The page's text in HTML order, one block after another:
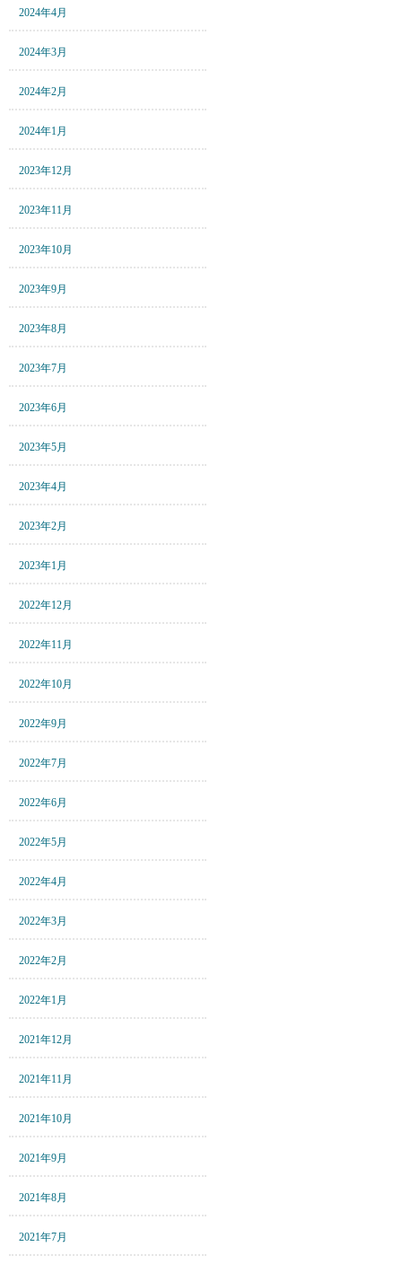
2024年4月
2024年3月
2024年2月
2024年1月
2023年12月
2023年11月
2023年10月
2023年9月
2023年8月
2023年7月
2023年6月
2023年5月
2023年4月
2023年2月
2023年1月
2022年12月
2022年11月
2022年10月
2022年9月
2022年7月
2022年6月
2022年5月
2022年4月
2022年3月
2022年2月
2022年1月
2021年12月
2021年11月
2021年10月
2021年9月
2021年8月
2021年7月